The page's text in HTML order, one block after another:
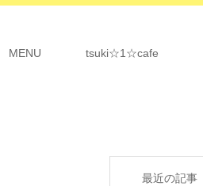
MENU tsuki☆1☆cafe
最近の記事